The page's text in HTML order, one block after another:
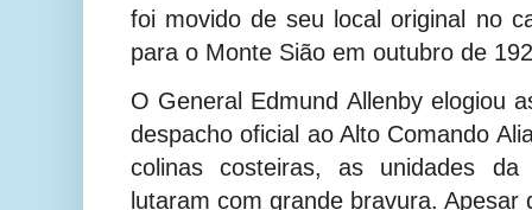
foi movido de seu local original no
para o Monte Sião em outubro de
O General Edmund Allenby elogiou
despacho oficial ao Alto Comando
colinas costeiras, as unidades da
lutaram com grande bravura.